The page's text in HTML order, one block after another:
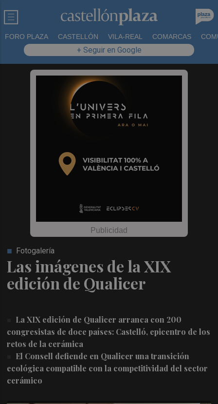
FORO PLAZA CASTELLÓN VILA-REAL COMARCAS
+ Seguir en Google
Las imágenes de la XIX
edición de Qualicer
Fotogalería
La XIX edición de Qualicer arranca con 200
congresistas de doce países: Castelló, epicentro de los
retos de la cerámica
El Consell defiende en Qualicer una transición
ecológica compatible con la competitividad del sector
cerámico